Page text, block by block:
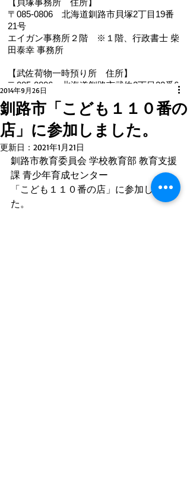
【貝塚事務所 住所】
〒085-0806 北海道釧路市貝塚2丁目19番
21号
エイガン事務所２階
※１階、 行政書士 柴
田泰幸 事務所
【武佐荷物一時預り所 住所】
〒085-0806 北海道釧路市武佐2丁目22番6
【電 話・FAX】 ０１５４－３５－０９８７
【メール】 eigan@ab.auone-net.jp
【営業時間】 ９：００～１８：００
【定休日】 日曜､祝日
【インボイス登録番号】T1810632866930
【氏名又は名称】早坂昭平
​釧路市「こども１１０番の
店」に参加しました。
2014年9月26日
更新日： 2021年1月21日
​釧路市教育委員会 学校教育部 教育支援
課 青少年育成センター
「こども１１０番の店」に参加しまし
た。